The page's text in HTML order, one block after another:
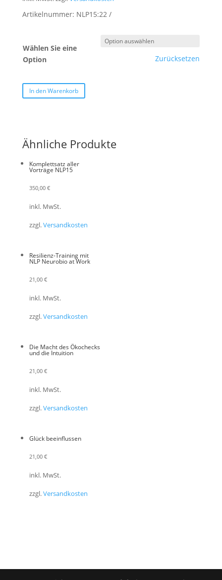
Artikelnummer: NLP15:22
Wählen Sie eine
Option
Zurücksetzen
In den Warenkorb
Ähnliche Produkte
Komplettsatz aller
Vorträge NLP15
350,00 €
inkl. MwSt.
zzgl.Versandkosten
Resilienz-Training mit
NLP Neurobio at Work
21,00 €
inkl. MwSt.
zzgl.Versandkosten
Die Macht des Ökochecks
und die Intuition
21,00 €
inkl. MwSt.
zzgl.Versandkosten
Glück beeinflussen
21,00 €
inkl. MwSt.
zzgl.Versandkosten